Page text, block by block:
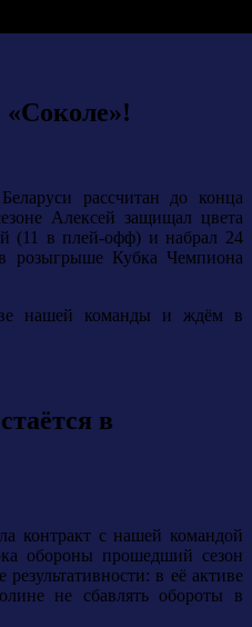
рассчитан до конца
Алексей защищал цвета
(11 в плей-офф) и набрал 24
розыгрыше Кубка Чемпиона
нашей команды и ждём в
в
контракт с нашей командой
обороны прошедший сезон
в её активе
не сбавлять обороты в